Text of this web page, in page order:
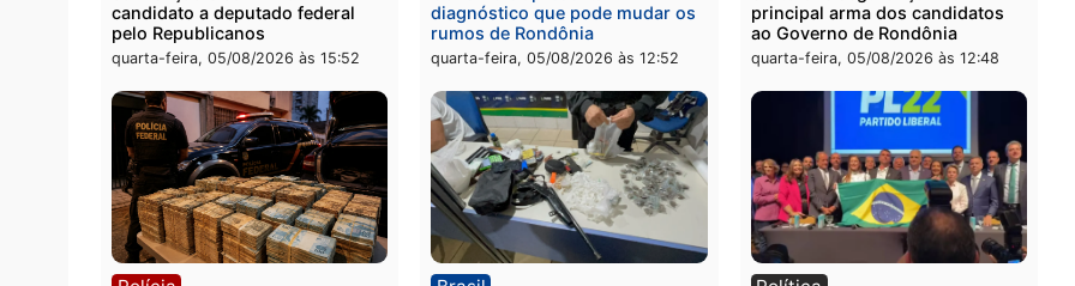
Homem é preso com drogas
durante ação da PM no
Castanheira
quinta-feira, 06/08/2026 às 09:02
Polícia Civil prende dois homens
por tortura, tráfico e posse de
arma em Itapuã
quinta-feira, 06/08/2026 às 08:59
Homem é preso após
de picanha e reagir a
em supermercado
quinta-feira, 06/08/2026 às